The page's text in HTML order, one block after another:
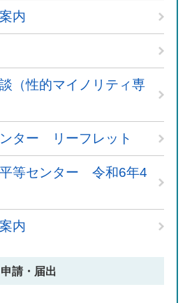
内
（性的マイノリティ専
ター リーフレット
等センター 令和6年4
内
申請・届出